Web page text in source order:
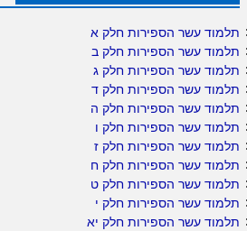
תלמוד עשר הספירות חלק א
תלמוד עשר הספירות חלק ב
תלמוד עשר הספירות חלק ג
תלמוד עשר הספירות חלק ד
תלמוד עשר הספירות חלק ה
תלמוד עשר הספירות חלק ו
תלמוד עשר הספירות חלק ז
תלמוד עשר הספירות חלק ח
תלמוד עשר הספירות חלק ט
תלמוד עשר הספירות חלק י
תלמוד עשר הספירות חלק יא